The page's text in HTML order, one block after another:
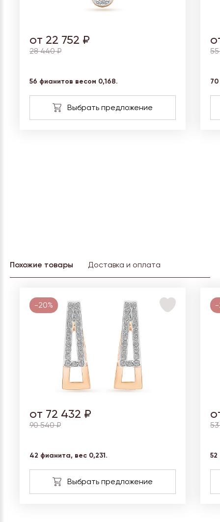
от 22 752 ₽
28 440 ₽
56 фианитов весом 0,168.
Похожие товары Доставка и оплата
-20%
от 72 432 ₽
90 540 ₽
42 фианита, вес 0,231.
-
52